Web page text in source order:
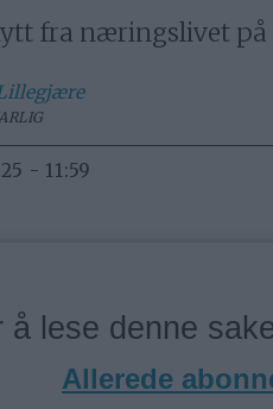
fra næringslivet på
- 11:59
å lese denne
Allerede